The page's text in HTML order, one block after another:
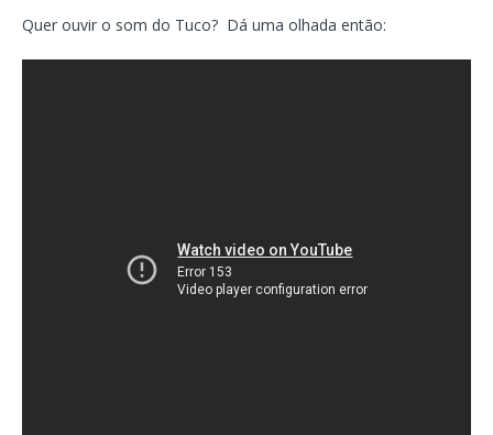
Quer ouvir o som do Tuco? Dá uma olhada então: